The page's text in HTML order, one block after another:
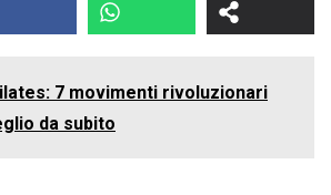
7 movimenti rivoluzionari
da subito